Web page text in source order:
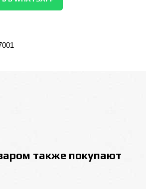
также покупают